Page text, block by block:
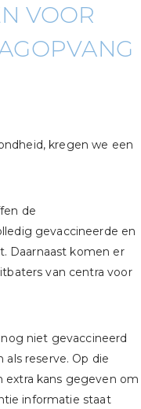
VOOR
kregen we een
de
gevaccineerde en
Daarnaast komen er
van centra voor
niet gevaccineerd
als reserve. Op die
extra kans gegeven om
informatie staat